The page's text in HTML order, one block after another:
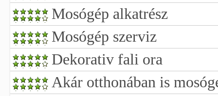
Mosógép alkatrész
Mosógép szerviz
Dekorativ fali ora
Akár otthonában is